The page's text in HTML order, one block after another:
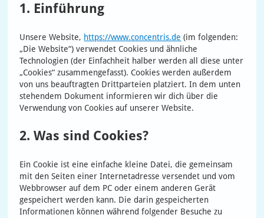
1. Einführung
Unsere Website, https://www.concentris.de (im folgenden:
„Die Website“) verwendet Cookies und ähnliche
Technologien (der Einfachheit halber werden all diese unter
„Cookies“ zusammengefasst). Cookies werden außerdem
von uns beauftragten Drittparteien platziert. In dem unten
stehendem Dokument informieren wir dich über die
Verwendung von Cookies auf unserer Website.
2. Was sind Cookies?
Ein Cookie ist eine einfache kleine Datei, die gemeinsam
mit den Seiten einer Internetadresse versendet und vom
Webbrowser auf dem PC oder einem anderen Gerät
gespeichert werden kann. Die darin gespeicherten
Informationen können während folgender Besuche zu